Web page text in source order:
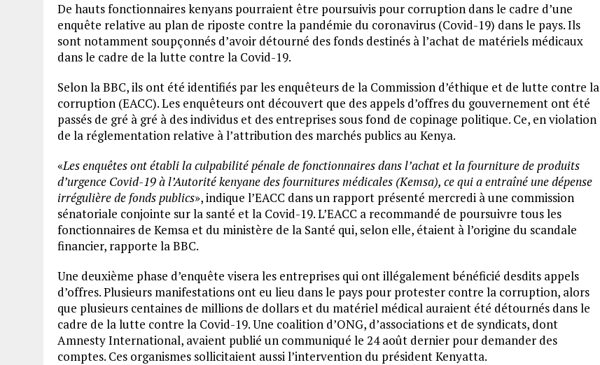
De hauts fonctionnaires kenyans pourraient être poursuivis pour corruption dans le cadre d’une
enquête relative au plan de riposte contre la pandémie du coronavirus (Covid-19) dans le pays. Ils
sont notamment soupçonnés d’avoir détourné des fonds destinés à l’achat de matériels médicaux
dans le cadre de la lutte contre la Covid-19.
Selon la BBC, ils ont été identifiés par les enquêteurs de la Commission d’éthique et de lutte contre la
corruption (EACC). Les enquêteurs ont découvert que des appels d’offres du gouvernement ont été
passés de gré à gré à des individus et des entreprises sous fond de copinage politique. Ce, en violation
de la réglementation relative à l’attribution des marchés publics au Kenya.
«Les enquêtes ont établi la culpabilité pénale de fonctionnaires dans l’achat et la fourniture de produits
d’urgence Covid-19 à l’Autorité kenyane des fournitures médicales (Kemsa), ce qui a entraîné une dépense
irrégulière de fonds publics», indique l’EACC dans un rapport présenté mercredi à une commission
sénatoriale conjointe sur la santé et la Covid-19. L’EACC a recommandé de poursuivre tous les
fonctionnaires de Kemsa et du ministère de la Santé qui, selon elle, étaient à l’origine du scandale
financier, rapporte la BBC.
Une deuxième phase d’enquête visera les entreprises qui ont illégalement bénéficié desdits appels
d’offres. Plusieurs manifestations ont eu lieu dans le pays pour protester contre la corruption, alors
que plusieurs centaines de millions de dollars et du matériel médical auraient été détournés dans le
cadre de la lutte contre la Covid-19. Une coalition d’ONG, d’associations et de syndicats, dont
Amnesty International, avaient publié un communiqué le 24 août dernier pour demander des
comptes. Ces organismes sollicitaient aussi l’intervention du président Kenyatta.